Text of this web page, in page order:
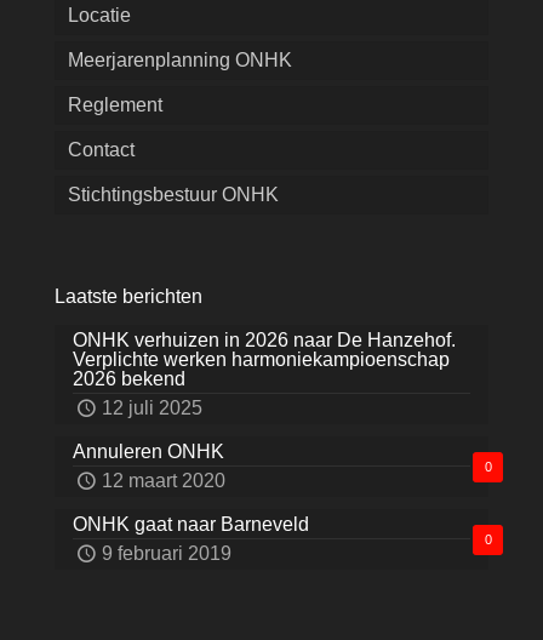
Locatie
Meerjarenplanning ONHK
Reglement
Contact
Stichtingsbestuur ONHK
Laatste berichten
ONHK verhuizen in 2026 naar De Hanzehof.
Verplichte werken harmoniekampioenschap
2026 bekend
12 juli 2025
0
Annuleren ONHK
12 maart 2020
0
ONHK gaat naar Barneveld
9 februari 2019